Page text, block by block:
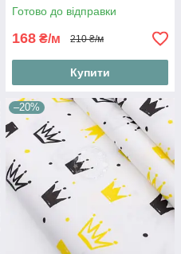
Готово до відправки
168 ₴/м 210 ₴/м
Купити
–20%